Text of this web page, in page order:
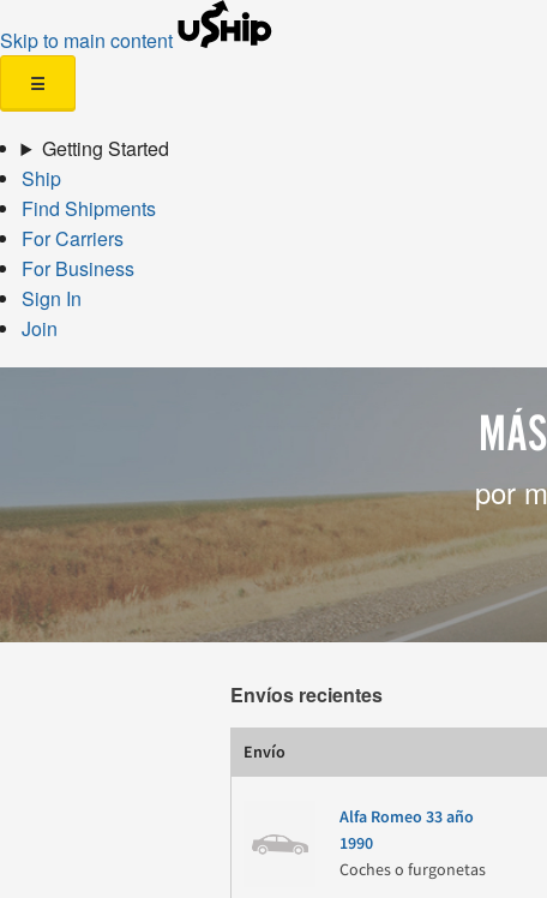
Skip to main content
☰
Getting Started
Ship
Find Shipments
For Carriers
For Business
Sign In
Join
por
Envíos recientes
Envío
Alfa Romeo 33 año
1990
Coches o furgonetas